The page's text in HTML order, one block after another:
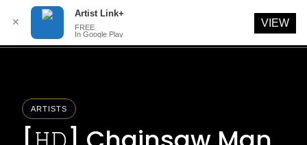
ARTISTS
✕
Artist Link+
FREE
In Google Play
VIEW